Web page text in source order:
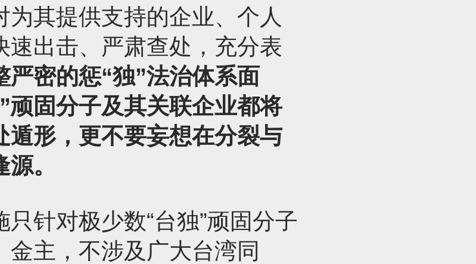
为其提供支持的企业、个人
速出击、严肃查处，充分表
严密的惩“独”法治体系面
顽固分子及其关联企业都将
遁形，更不要妄想在分裂与
。
针对极少数“台独”顽固分子
金主，不涉及广大台湾同